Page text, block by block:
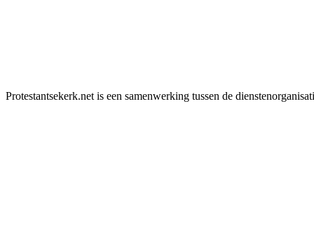
Protestantsekerk.net is een samenwerking tussen de